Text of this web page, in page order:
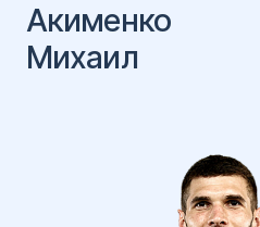
Акименко
Михаил